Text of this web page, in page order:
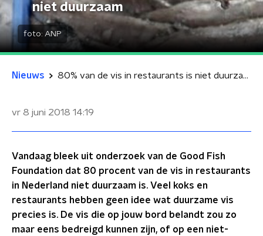
niet duurzaam
foto: ANP
Nieuws 80% van de vis in restaurants is niet duurzaam
vr 8 juni 2018 14:19
Vandaag bleek uit onderzoek van de Good Fish
Foundation dat 80 procent van de vis in restaurants
in Nederland niet duurzaam is. Veel koks en
restaurants hebben geen idee wat duurzame vis
precies is. De vis die op jouw bord belandt zou zo
maar eens bedreigd kunnen zijn, of op een niet-